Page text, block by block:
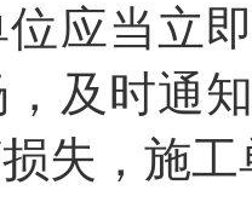
应当立
及时通
失，施